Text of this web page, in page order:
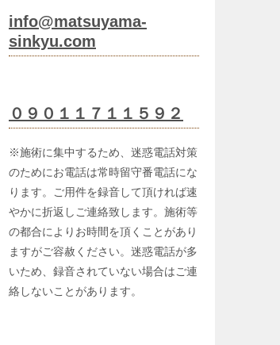
info@matsuyama-
sinkyu.com
０９０１１７１１５９２
※施術に集中するため、迷惑電話対策
のためにお電話は常時留守番電話にな
ります。ご用件を録音して頂ければ速
やかに折返しご連絡致します。施術等
の都合によりお時間を頂くことがあり
ますがご容赦ください。迷惑電話が多
いため、録音されていない場合はご連
絡しないことがあります。